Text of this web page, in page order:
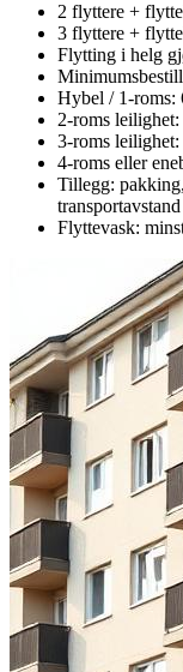
2 flyttere +
3 flyttere +
Flytting i helg
Hybel / 1-roms:
2-roms
3-roms
4-roms eller
Tillegg:
transportavstand
Flyttevask: